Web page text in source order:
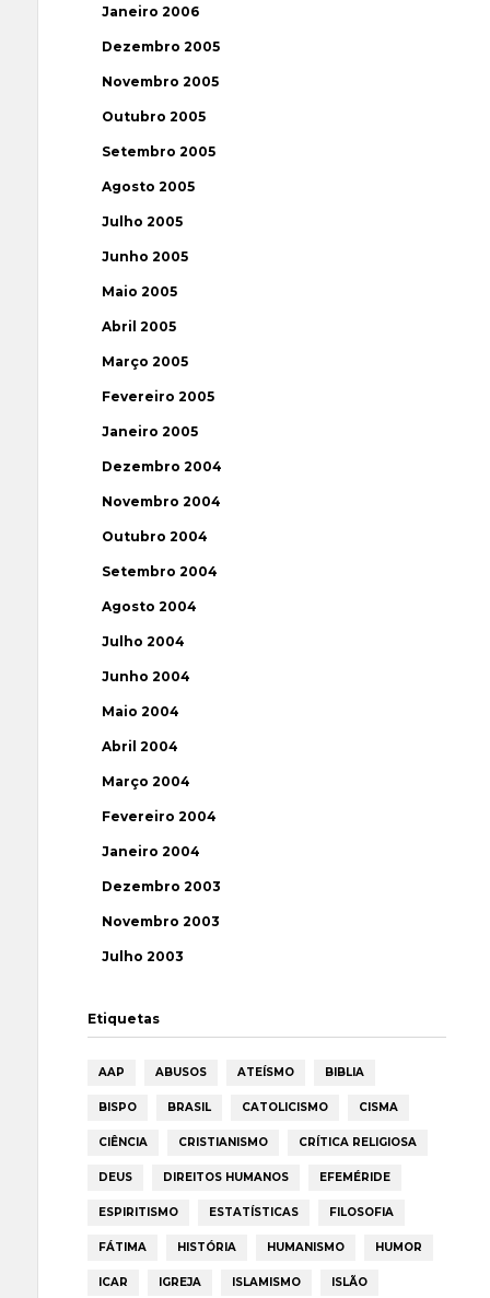
Janeiro 2006
Dezembro 2005
Novembro 2005
Outubro 2005
Setembro 2005
Agosto 2005
Julho 2005
Junho 2005
Maio 2005
Abril 2005
Março 2005
Fevereiro 2005
Janeiro 2005
Dezembro 2004
Novembro 2004
Outubro 2004
Setembro 2004
Agosto 2004
Julho 2004
Junho 2004
Maio 2004
Abril 2004
Março 2004
Fevereiro 2004
Janeiro 2004
Dezembro 2003
Novembro 2003
Julho 2003
Etiquetas
AAP ABUSOS ATEÍSMO BIBLIA
BISPO BRASIL CATOLICISMO CISMA
CIÊNCIA CRISTIANISMO CRÍTICA RELIGIOSA
DEUS DIREITOS HUMANOS EFEMÉRIDE
ESPIRITISMO ESTATÍSTICAS FILOSOFIA
FÁTIMA HISTÓRIA HUMANISMO HUMOR
ICAR IGREJA ISLAMISMO ISLÃO